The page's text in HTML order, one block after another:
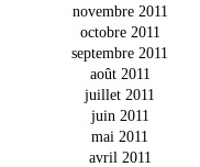
novembre 2011
octobre 2011
septembre 2011
août 2011
juillet 2011
juin 2011
mai 2011
avril 2011